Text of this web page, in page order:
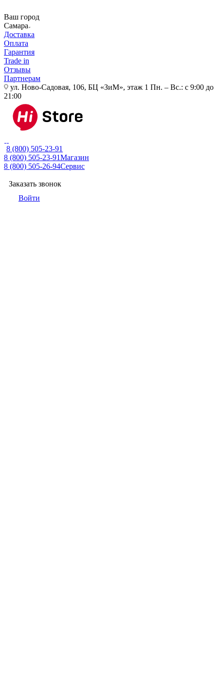
Ваш город
Самара
Доставка
Оплата
Гарантия
Trade in
Отзывы
Партнерам
ул. Ново-Садовая, 106, БЦ «ЗиМ», этаж 1 Пн. – Вс.: с 9:00 до
21:00
8 (800) 505-23-91
8 (800) 505-23-91Магазин
8 (800) 505-26-94Сервис
Заказать звонок
Войти